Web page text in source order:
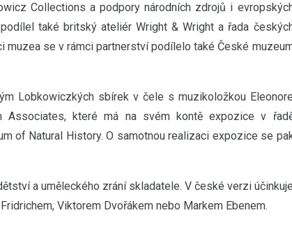
Collections a podpory národních zdrojů i
také britský ateliér Wright & Wright a řada
muzea se v rámci partnerství podílelo také České
Lobkowiczkých sbírek v čele s muzikoložkou Eleonore
Associates, které má na svém kontě expozice v
of Natural History. O samotnou realizaci expozice se
a uměleckého zrání skladatele. V české verzi účinkuje
Viktorem Dvořákem nebo Markem Ebenem.